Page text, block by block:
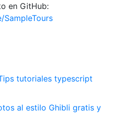
en GitHub:
tutoriales typescript
al estilo Ghibli gratis y